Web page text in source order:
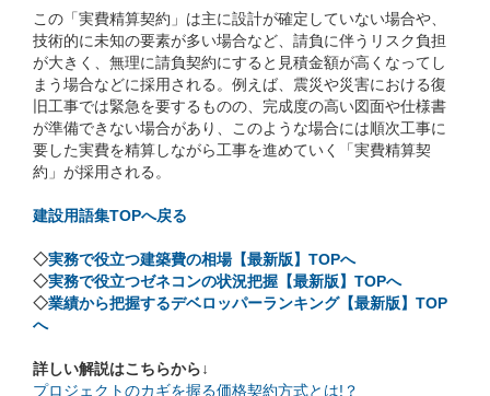
この「実費精算契約」は主に設計が確定していない場合や、
技術的に未知の要素が多い場合など、請負に伴うリスク負担
が大きく、無理に請負契約にすると見積金額が高くなってし
まう場合などに採用される。例えば、震災や災害における復
旧工事では緊急を要するものの、完成度の高い図面や仕様書
が準備できない場合があり、このような場合には順次工事に
要した実費を精算しながら工事を進めていく「実費精算契
約」が採用される。
建設用語集TOPへ戻る
◇実務で役立つ建築費の相場【最新版】TOPへ
◇実務で役立つゼネコンの状況把握【最新版】TOPへ
◇業績から把握するデベロッパーランキング【最新版】TOP
へ
詳しい解説はこちらから↓
プロジェクトのカギを握る価格契約方式とは!？